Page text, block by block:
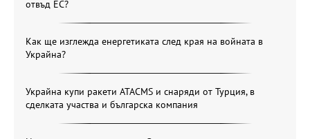
отвъд ЕС?
Как ще изглежда енергетиката след края на войната в
Украйна?
Украйна купи ракети ATACMS и снаряди от Турция, в
сделката участва и българска компания